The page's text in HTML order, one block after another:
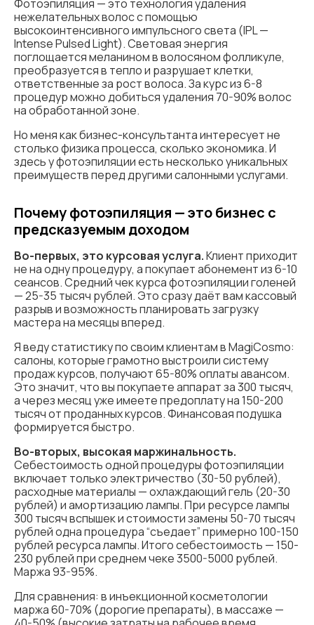
Фотоэпиляция — это технология удаления
нежелательных волос с помощью
высокоинтенсивного импульсного света (IPL —
Intense Pulsed Light). Световая энергия
поглощается меланином в волосяном фолликуле,
преобразуется в тепло и разрушает клетки,
ответственные за рост волоса. За курс из 6-8
процедур можно добиться удаления 70-90% волос
на обработанной зоне.
Но меня как бизнес-консультанта интересует не
столько физика процесса, сколько экономика. И
здесь у фотоэпиляции есть несколько уникальных
преимуществ перед другими салонными услугами.
Почему фотоэпиляция — это бизнес с
предсказуемым доходом
Во-первых, это курсовая услуга.Клиент приходит
не на одну процедуру, а покупает абонемент из 6-10
сеансов. Средний чек курса фотоэпиляции голеней
— 25-35 тысяч рублей. Это сразу даёт вам кассовый
разрыв и возможность планировать загрузку
мастера на месяцы вперед.
Я веду статистику по своим клиентам в MagiCosmo:
салоны, которые грамотно выстроили систему
продаж курсов, получают 65-80% оплаты авансом.
Это значит, что вы покупаете аппарат за 300 тысяч,
а через месяц уже имеете предоплату на 150-200
тысяч от проданных курсов. Финансовая подушка
формируется быстро.
Во-вторых, высокая маржинальность.
Себестоимость одной процедуры фотоэпиляции
включает только электричество (30-50 рублей),
расходные материалы — охлаждающий гель (20-30
рублей) и амортизацию лампы. При ресурсе лампы
300 тысяч вспышек и стоимости замены 50-70 тысяч
рублей одна процедура “съедает” примерно 100-150
рублей ресурса лампы. Итого себестоимость — 150-
230 рублей при среднем чеке 3500-5000 рублей.
Маржа 93-95%.
Для сравнения: в инъекционной косметологии
маржа 60-70% (дорогие препараты), в массаже —